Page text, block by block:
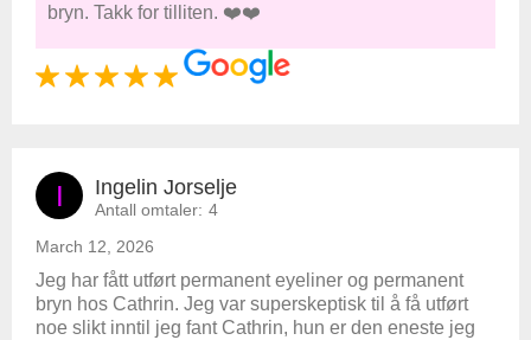
bryn. Takk for tilliten. ❤️❤️
I Ingelin Jorselje
Antall omtaler: 4
March 12, 2026
Jeg har fått utført permanent eyeliner og permanent
bryn hos Cathrin. Jeg var superskeptisk til å få utført
noe slikt inntil jeg fant Cathrin, hun er den eneste jeg